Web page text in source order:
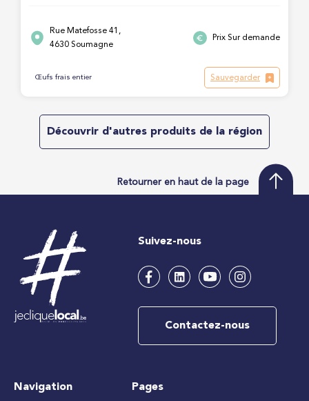
Rue Matefosse 41,
4630 Soumagne
Prix Sur demande
Œufs frais entier Sauvegarder
Découvrir d'autres produits de la région
Retourner en haut de la page
Suivez-nous
Contactez-nous
Navigation Pages